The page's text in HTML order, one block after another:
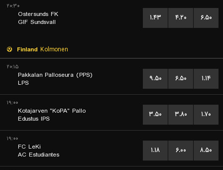
۲۰:۳۰
Ostersunds FK
GIF Sundsvall
۱.۴۳ ۴.۲۰ ۶.۵۰
Finland Kolmonen
۲۰:۱۵
Pakkalan Palloseura (PPS)
LPS
۹.۵۰ ۶.۵۰ ۱.۱۴
۱۹:۰۰
Kotajarven "KoPA" Pallo
Edustus IPS
۳.۵۰ ۳.۸۰ ۱.۷۰
۱۹:۰۰
FC LeKi
AC Estudiantes
۱.۱۸ ۶.۰۰ ۸.۵۰